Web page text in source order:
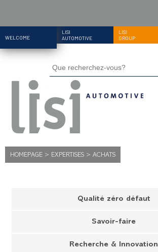
WELCOME
LISI
AUTOMOTIVE
LISI
GROUP
HOMEPAGE > EXPERTISES > ACHATS
Qualité zéro défaut
Savoir-faire
Recherche & Innovation